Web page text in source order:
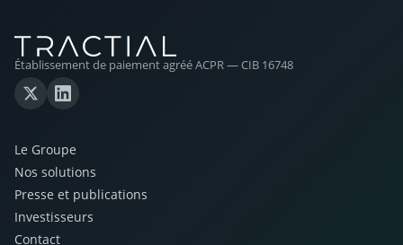
Établissement de paiement agréé ACPR — CIB 16748
Le Groupe
Nos solutions
Presse et publications
Investisseurs
Contact